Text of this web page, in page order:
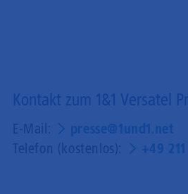
Kontakt zum 1&1 Versatel
E-Mail:
presse@1und1.net
Telefon (kostenlos):
+49